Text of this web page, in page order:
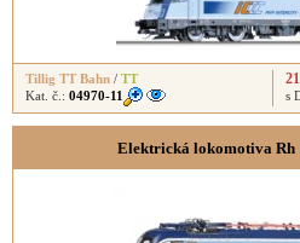
Tillig TT Bahn / TT
Kat. č.: 04970-11 s
Elektrická lokomotiva Rh